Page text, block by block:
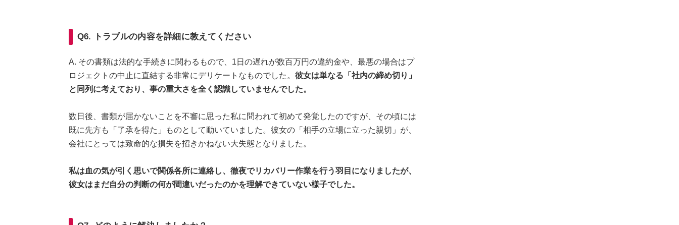
Q6. トラブルの内容を詳細に教えてください
A. その書類は法的な手続きに関わるもので、1日の遅れが数百万円の違約金や、最悪の場合はプ
ロジェクトの中止に直結する非常にデリケートなものでした。 彼女は単なる「社内の締め切り」
と同列に考えており、事の重大さを全く認識していませんでした。
数日後、書類が届かないことを不審に思った私に問われて初めて発覚したのですが、その頃には
既に先方も「了承を得た」ものとして動いていました。彼女の「相手の立場に立った親切」が、
会社にとっては致命的な損失を招きかねない大失態となりました。
私は血の気が引く思いで関係各所に連絡し、徹夜でリカバリー作業を行う羽目になりましたが、
彼女はまだ自分の判断の何が間違いだったのかを理解できていない様子でした。